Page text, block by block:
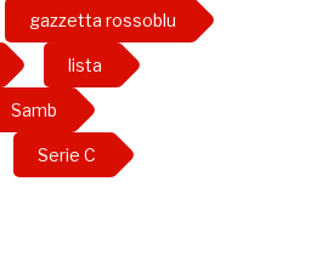
gazzetta rossoblu
lista
Samb
Serie C